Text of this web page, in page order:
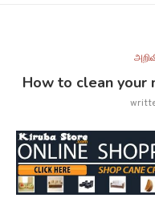
How to clean your